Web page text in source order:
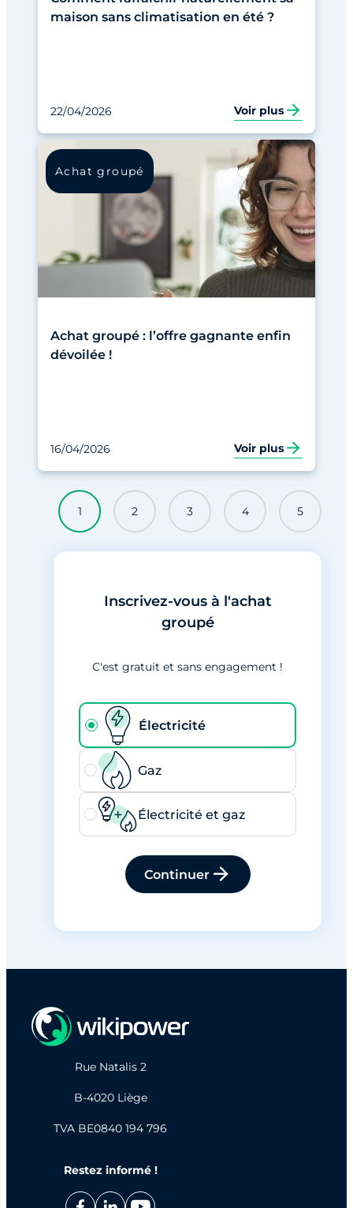
maison sans climatisation en été ?
22/04/2026 Voir plus
Achat groupé
Achat groupé : l’offre gagnante enfin
dévoilée !
16/04/2026 Voir plus
1 2 3 4 5
Inscrivez-vous à l'achat
groupé
C'est gratuit et sans engagement !
Électricité
Gaz
Électricité et gaz
Continuer
Rue Natalis 2
B-4020 Liège
TVA BE0840 194 796
Restez informé !